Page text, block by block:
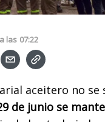
a las 07:22
aceitero no se
de junio se